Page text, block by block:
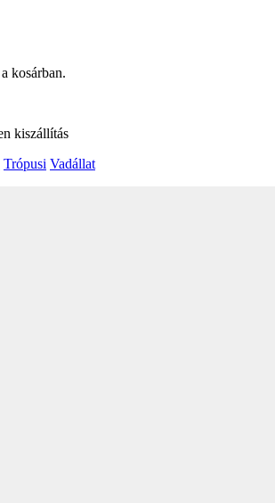
kosárban.
kiszállítás
Trópusi Vadállat